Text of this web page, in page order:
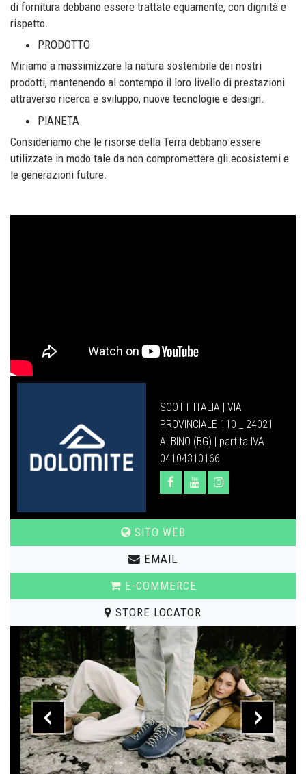
di fornitura debbano essere trattate equamente, con dignità e
rispetto.
PRODOTTO
Miriamo a massimizzare la natura sostenibile dei nostri
prodotti, mantenendo al contempo il loro livello di prestazioni
attraverso ricerca e sviluppo, nuove tecnologie e design.
PIANETA
Consideriamo che le risorse della Terra debbano essere
utilizzate in modo tale da non compromettere gli ecosistemi e
le generazioni future.
SCOTT ITALIA | VIA
PROVINCIALE 110 _ 24021
ALBINO (BG) | partita IVA
04104310166
SITO WEB
EMAIL
E-COMMERCE
STORE LOCATOR